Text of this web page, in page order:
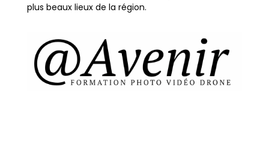
plus beaux lieux de la région.